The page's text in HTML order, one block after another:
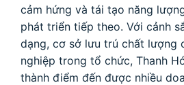
cảm hứng và tái tạo năng
phát triển tiếp theo. Với cảnh
dạng, cơ sở lưu trú chất lượng
nghiệp trong tổ chức, Thanh
thành điểm đến được nhiều